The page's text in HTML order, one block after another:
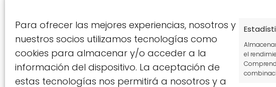
Para ofrecer las mejores experiencias, nosotros y
nuestros socios utilizamos tecnologías como
cookies para almacenar y/o acceder a la
información del dispositivo. La aceptación de
estas tecnologías nos permitirá a nosotros y a
el